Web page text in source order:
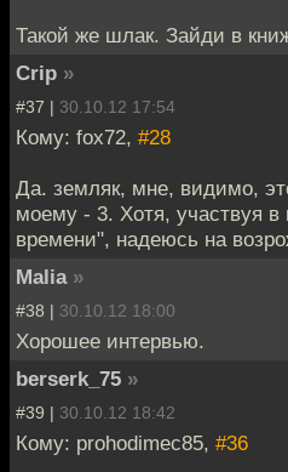
Такой же шлак. Зайди в
Crip »
#37 | 30.10.12 17:54
Кому: fox72, #28
Да. земляк, мне, видимо,
моему - 3. Хотя, участвуя в
времени", надеюсь на
Malia »
#38 | 30.10.12 18:00
Хорошее интервью.
berserk_75 »
#39 | 30.10.12 18:42
Кому: prohodimec85, #36